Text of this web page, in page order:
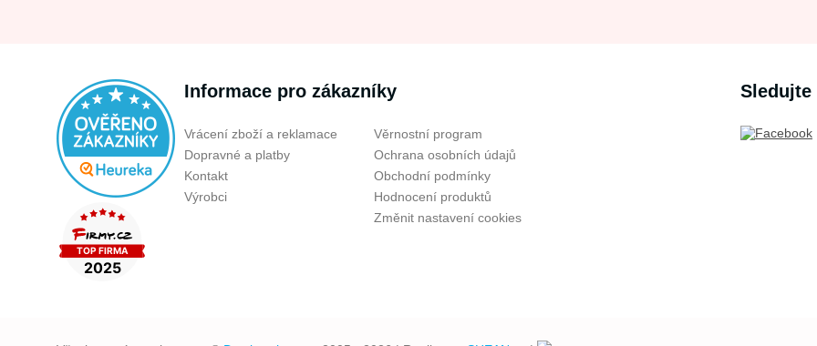
Informace pro zákazníky
Vrácení zboží a reklamace
Dopravné a platby
Kontakt
Výrobci
Věrnostní program
Ochrana osobních údajů
Obchodní podmínky
Hodnocení produktů
Změnit nastavení cookies
Sledujte